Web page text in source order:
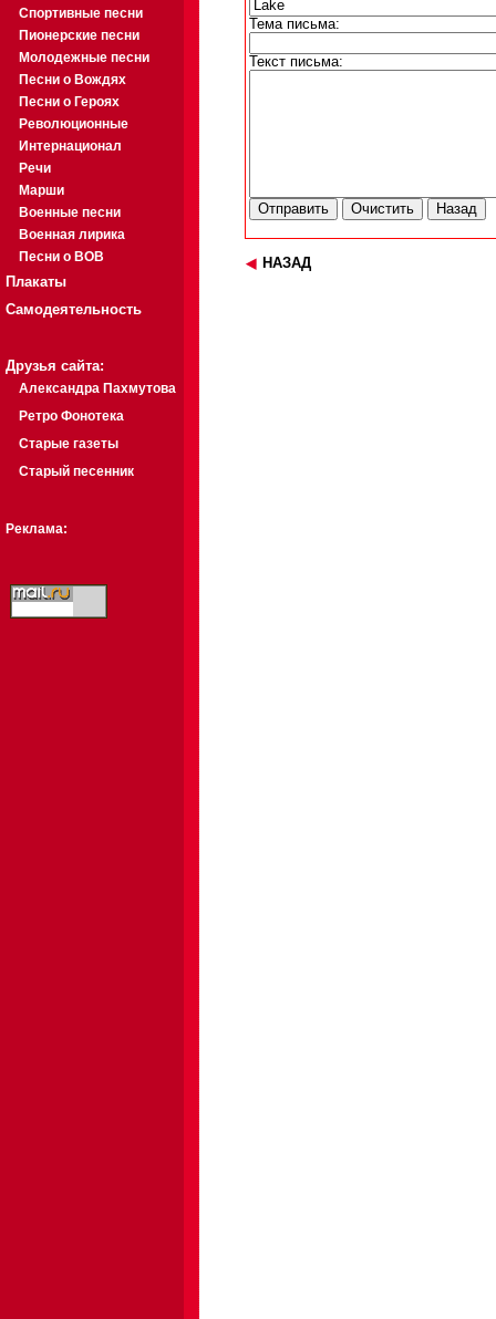
Спортивные песни
Пионерские песни
Молодежные песни
Песни о Вождях
Песни о Героях
Революционные
Интернационал
Речи
Марши
Военные песни
Военная лирика
Песни о ВОВ
Плакаты
Самодеятельность
Друзья сайта:
Александра Пахмутова
Ретро Фонотека
Старые газеты
Старый песенник
Реклама:
Тема письма:
Текст письма:
НАЗАД